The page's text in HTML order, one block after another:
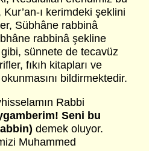
ı kerimdeki şeklini
Sübhâne rabbinâ
rabbinâ şekline
sünnete de tecavüz
fıkıh kitapları ve
bildirmektedir.
Rabbi
Seni bu
demek oluyor.
Muhammed